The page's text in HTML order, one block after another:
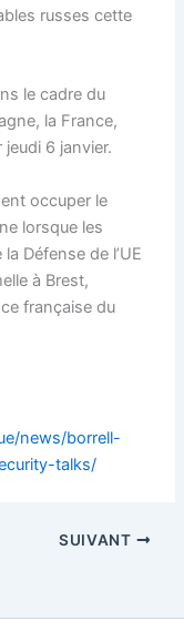
russes cette
le cadre du
la France,
jeudi 6 janvier.
occuper le
lorsque les
Défense de l’UE
à Brest,
française du
news/borrell-
talks/
SUIVANT